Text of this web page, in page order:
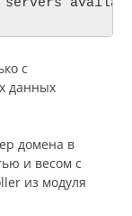
servers
с
данных
домена в
и весом с
из модуля